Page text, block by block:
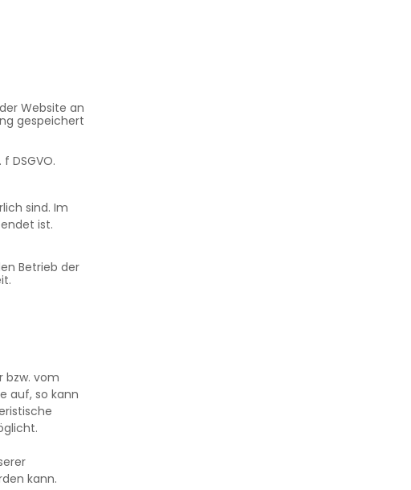
Website an
gespeichert
DSGVO.
sind. Im
ist.
Betrieb der
bzw. vom
auf, so kann
kann.